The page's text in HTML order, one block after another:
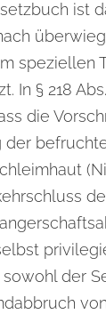
ist
speziellen
In § 218
die
der
der